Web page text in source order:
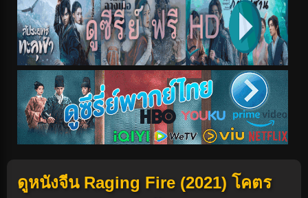
ดูหนังจีน Raging Fire (2021) โคตร